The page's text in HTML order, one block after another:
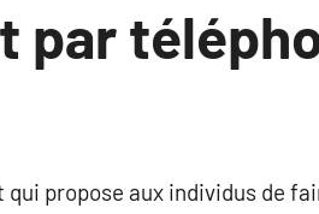
par
propose aux individus de